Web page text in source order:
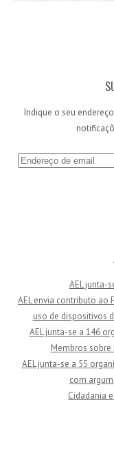
Indique o seu
E
e
AEL junta-
AEL envia contributo ao
uso de dispositivos
AEL junta-se a 146
Membros
AEL junta-se a 55
com
Cidadania